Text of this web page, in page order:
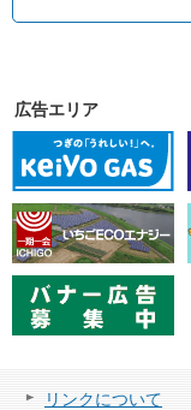
広告エリア
リンクについて